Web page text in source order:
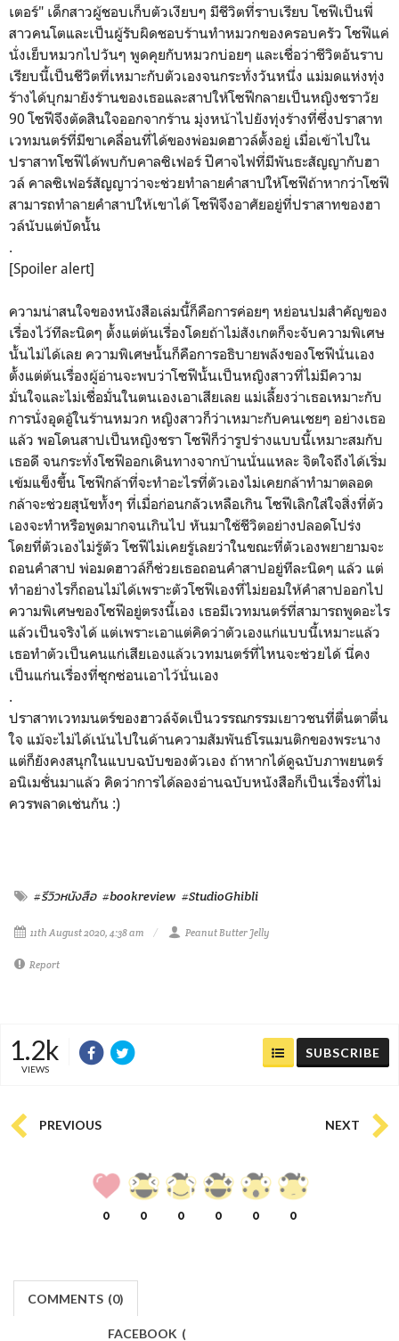
เตอร์" เด็กสาวผู้ชอบเก็บตัวเงียบๆ มีชีวิตที่ราบเรียบ โซฟีเป็นพี่
สาวคนโตและเป็นผู้รับผิดชอบร้านทำหมวกของครอบครัว โซฟีแค่
นั่งเย็บหมวกไปวันๆ พูดคุยกับหมวกบ่อยๆ และเชื่อว่าชีวิตอันราบ
เรียบนี้เป็นชีวิตที่เหมาะกับตัวเองจนกระทั่งวันหนึ่ง แม่มดแห่งทุ่ง
ร้างได้บุกมายังร้านของเธอและสาปให้โซฟีกลายเป็นหญิงชราวัย
90 โซฟีจึงตัดสินใจออกจากร้าน มุ่งหน้าไปยังทุ่งร้างที่ซึ่งปราสาท
เวทมนตร์ที่มีขาเคลื่อนที่ได้ของพ่อมดฮาวล์ตั้งอยู่ เมื่อเข้าไปใน
ปราสาทโซฟีได้พบกับคาลซิเฟอร์ ปีศาจไฟที่มีพันธะสัญญากับฮา
วล์ คาลซิเฟอร์สัญญาว่าจะช่วยทำลายคำสาปให้โซฟีถ้าหากว่าโซฟี
สามารถทำลายคำสาปให้เขาได้ โซฟีจึงอาศัยอยู่ที่ปราสาทของฮา
วล์นับแต่บัดนั้น
.
[Spoiler alert]
ความน่าสนใจของหนังสือเล่มนี้ก็คือการค่อยๆ หย่อนปมสำคัญของ
เรื่องไว้ทีละนิดๆ ตั้งแต่ต้นเรื่องโดยถ้าไม่สังเกตก็จะจับความพิเศษ
นั้นไม่ได้เลย ความพิเศษนั้นก็คือการอธิบายพลังของโซฟีนั่นเอง
ตั้งแต่ต้นเรื่องผู้อ่านจะพบว่าโซฟีนั้นเป็นหญิงสาวที่ไม่มีความ
มั่นใจและไม่เชื่อมั่นในตนเองเอาเสียเลย แม่เลี้ยงว่าเธอเหมาะกับ
การนั่งอุดอู้ในร้านหมวก หญิงสาวก็ว่าเหมาะกับคนเชยๆ อย่างเธอ
แล้ว พอโดนสาปเป็นหญิงชรา โซฟีก็ว่ารูปร่างแบบนี้เหมาะสมกับ
เธอดี จนกระทั่งโซฟีออกเดินทางจากบ้านนั่นแหละ จิตใจถึงได้เริ่ม
เข้มแข็งขึ้น โซฟีกล้าที่จะทำอะไรที่ตัวเองไม่เคยกล้าทำมาตลอด
กล้าจะช่วยสุนัขทั้งๆ ที่เมื่อก่อนกลัวเหลือเกิน โซฟีเลิกใส่ใจสิ่งที่ตัว
เองจะทำหรือพูดมากจนเกินไป หันมาใช้ชีวิตอย่างปลอดโปร่ง
โดยที่ตัวเองไม่รู้ตัว โซฟีไม่เคยรู้เลยว่าในขณะที่ตัวเองพยายามจะ
ถอนคำสาป พ่อมดฮาวล์ก็ช่วยเธอถอนคำสาปอยู่ทีละนิดๆ แล้ว แต่
ทำอย่างไรก็ถอนไม่ได้เพราะตัวโซฟีเองที่ไม่ยอมให้คำสาปออกไป
ความพิเศษของโซฟีอยู่ตรงนี้เอง เธอมีเวทมนตร์ที่สามารถพูดอะไร
แล้วเป็นจริงได้ แต่เพราะเอาแต่คิดว่าตัวเองแก่แบบนี้เหมาะแล้ว
เธอทำตัวเป็นคนแก่เสียเองแล้วเวทมนตร์ที่ไหนจะช่วยได้ นี่คง
เป็นแก่นเรื่องที่ซุกซ่อนเอาไว้นั่นเอง
.
ปราสาทเวทมนตร์ของฮาวล์จัดเป็นวรรณกรรมเยาวชนที่ตื่นตาตื่น
ใจ แม้จะไม่ได้เน้นไปในด้านความสัมพันธ์โรแมนติกของพระนาง
แต่ก็ยังคงสนุกในแบบฉบับของตัวเอง ถ้าหากได้ดูฉบับภาพยนตร์
อนิเมชั่นมาแล้ว คิดว่าการได้ลองอ่านฉบับหนังสือก็เป็นเรื่องที่ไม่
ควรพลาดเช่นกัน :)
#รีวิวหนังสือ #bookreview #StudioGhibli
11th August 2020, 4:38 am Peanut Butter Jelly
Report
1.2k
VIEWS
SUBSCRIBE
PREVIOUS NEXT
0 0 0 0 0 0
COMMENTS (0)
FACEBOOK (